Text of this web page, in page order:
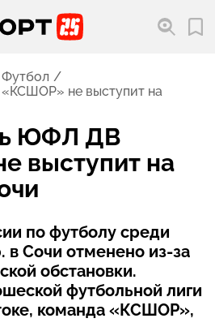
Футбол
не выступит на
ЮФЛ ДВ
выступит на
по футболу среди
в Сочи отменено из-за
обстановки.
футбольной лиги
команда «КСШОР»,